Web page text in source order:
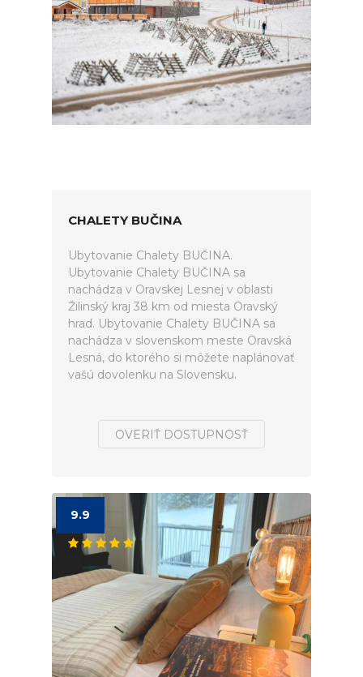
CHALETY BUČINA
Ubytovanie Chalety BUČINA.
Ubytovanie Chalety BUČINA sa
nachádza v Oravskej Lesnej v oblasti
Žilinský kraj 38 km od miesta Oravský
hrad. Ubytovanie Chalety BUČINA sa
nachádza v slovenskom meste Oravská
Lesná, do ktorého si môžete naplánovať
vašú dovolenku na Slovensku.
OVERIŤ DOSTUPNOSŤ
9.9